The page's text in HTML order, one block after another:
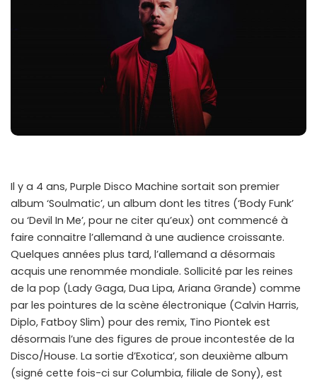
Il y a 4 ans, Purple Disco Machine sortait son premier
album ‘Soulmatic’, un album dont les titres (‘Body Funk’
ou ‘Devil In Me’, pour ne citer qu’eux) ont commencé à
faire connaitre l’allemand à une audience croissante.
Quelques années plus tard, l’allemand a désormais
acquis une renommée mondiale. Sollicité par les reines
de la pop (Lady Gaga, Dua Lipa, Ariana Grande) comme
par les pointures de la scène électronique (Calvin Harris,
Diplo, Fatboy Slim) pour des remix, Tino Piontek est
désormais l’une des figures de proue incontestée de la
Disco/House. La sortie d’Exotica’, son deuxième album
(signé cette fois-ci sur Columbia, filiale de Sony), est